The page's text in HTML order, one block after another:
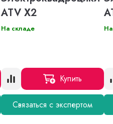
ATV X2
На складе
Купить
Связаться с экспертом